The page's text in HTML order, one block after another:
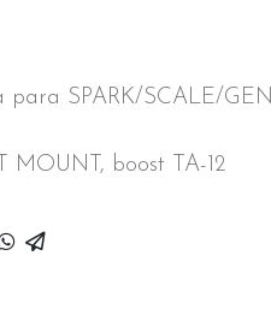
para SPARK/SCALE/
MOUNT, boost TA-12